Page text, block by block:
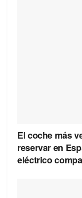
El coche más
reservar en
eléctrico